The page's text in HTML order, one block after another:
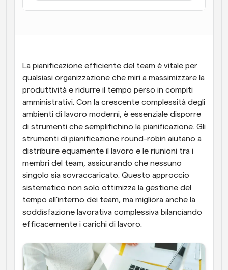
Programmazione potenziata con chiamate
Rimani aggiornato con le ultime notizie e aggiornamenti
Riunioni Instantanee
Incontrare i clienti in pochi minuti
Link di Gruppo Dinamico
Prenota senza sforzo riunioni con più persone
Webhook
Ricevi una notifica quando succede qualcosa
La pianificazione efficiente del team è vitale per
qualsiasi organizzazione che miri a massimizzare la
produttività e ridurre il tempo perso in compiti
amministrativi. Con la crescente complessità degli
ambienti di lavoro moderni, è essenziale disporre
di strumenti che semplifichino la pianificazione. Gli
strumenti di pianificazione round-robin aiutano a
distribuire equamente il lavoro e le riunioni tra i
membri del team, assicurando che nessuno
singolo sia sovraccaricato. Questo approccio
sistematico non solo ottimizza la gestione del
tempo all'interno dei team, ma migliora anche la
soddisfazione lavorativa complessiva bilanciando
efficacemente i carichi di lavoro.